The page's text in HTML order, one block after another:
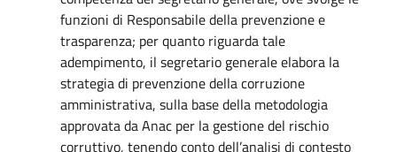
funzioni di Responsabile della prevenzione e
trasparenza; per quanto riguarda tale
adempimento, il segretario generale elabora la
strategia di prevenzione della corruzione
amministrativa, sulla base della metodologia
approvata da Anac per la gestione del rischio
corruttivo, tenendo conto dell’analisi di contesto